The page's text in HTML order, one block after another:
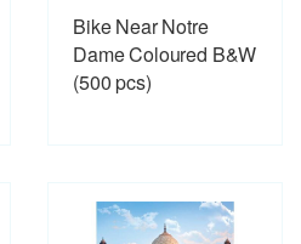
Bike Near Notre
Dame Coloured B&W
(500 pcs)